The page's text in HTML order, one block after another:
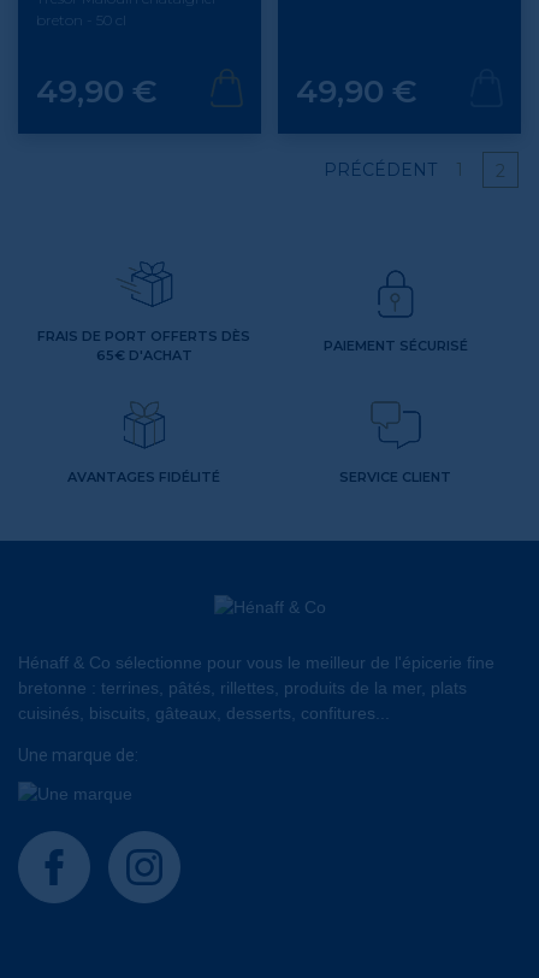
breton - 50 cl
Prix
49,90 € Prix
49,90 €
PRÉCÉDENT 1 2
FRAIS DE PORT OFFERTS DÈS
65€ D'ACHAT
PAIEMENT SÉCURISÉ
AVANTAGES FIDÉLITÉ SERVICE CLIENT
Hénaff & Co sélectionne pour vous le meilleur de l'épicerie fine
bretonne : terrines, pâtés, rillettes, produits de la mer, plats
cuisinés, biscuits, gâteaux, desserts, confitures...
Une marque de:
facebook instagram